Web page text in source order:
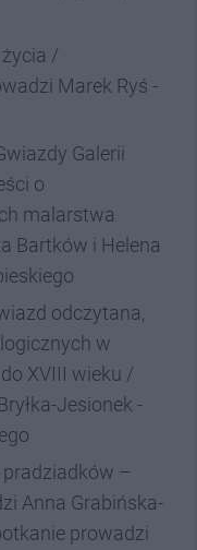
/
Marek Ryś -
Galerii
o
malarstwa
Bartków i Helena
odczytana,
w
XVIII wieku /
Jesionek -
–
Anna Grabińska-
prowadzi